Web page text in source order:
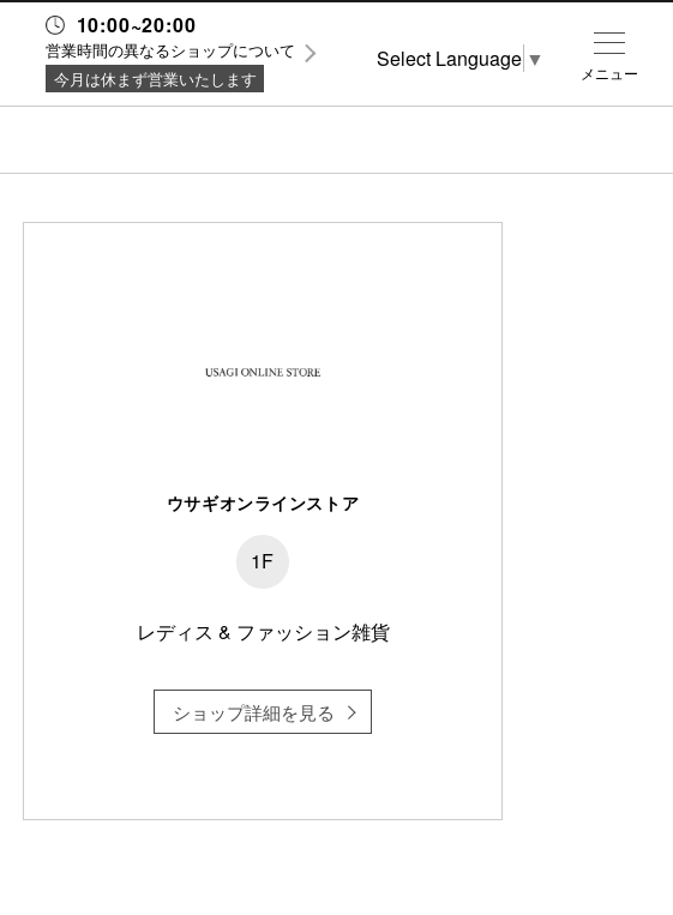
10:00~20:00
営業時間の異なるショップについて
今月は休まず営業いたします
ウサギオンラインストア
1F
レディス & ファッション雑貨
ショップ詳細を見る
メニュー
Select Language ▼